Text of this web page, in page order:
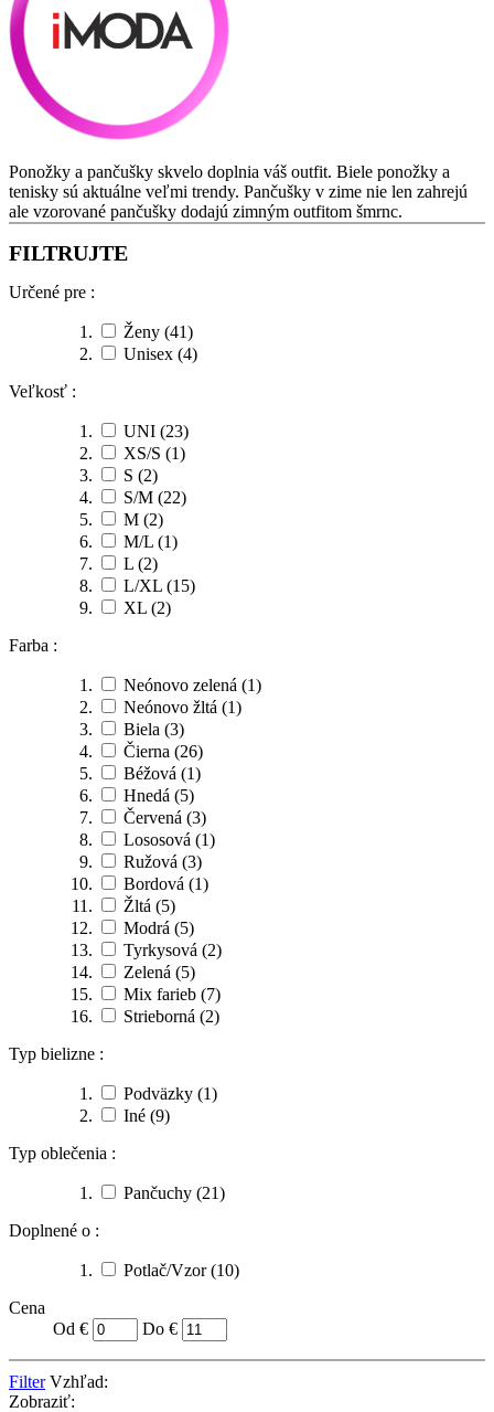
Ponožky a pančušky skvelo doplnia váš outfit. Biele ponožky a
tenisky sú aktuálne veľmi trendy. Pančušky v zime nie len zahrejú
ale vzorované pančušky dodajú zimným outfitom šmrnc.
FILTRUJTE
Určené pre :
Ženy (41)
Unisex (4)
Veľkosť :
UNI (23)
XS/S (1)
S (2)
S/M (22)
M (2)
M/L (1)
L (2)
L/XL (15)
XL (2)
Farba :
Neónovo zelená (1)
Neónovo žltá (1)
Biela (3)
Čierna (26)
Béžová (1)
Hnedá (5)
Červená (3)
Lososová (1)
Ružová (3)
Bordová (1)
Žltá (5)
Modrá (5)
Tyrkysová (2)
Zelená (5)
Mix farieb (7)
Strieborná (2)
Typ bielizne :
Podväzky (1)
Iné (9)
Typ oblečenia :
Pančuchy (21)
Doplnené o :
Potlač/Vzor(10)
Cena
Od €
Do €
Filter Vzhľad:
Zobraziť: